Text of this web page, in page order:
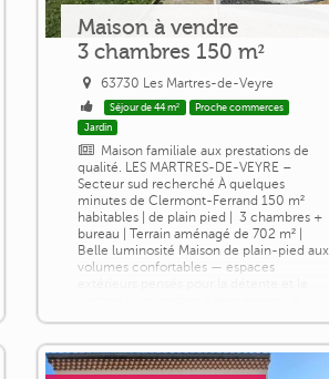
Maison à vendre
3 chambres 150 m²
63730 Les Martres-de-Veyre
Séjour de 44 m²
Proche commerces
Jardin
Maison familiale aux prestations de
qualité. LES MARTRES-DE-VEYRE –
Secteur sud recherché À quelques
minutes de Clermont-Ferrand 150 m²
habitables | de plain pied | ️ 3 chambres +
bureau | Terrain aménagé de 702 m² | ️
Belle luminosité Maison de plain-pied aux
volumes confortables — espaces